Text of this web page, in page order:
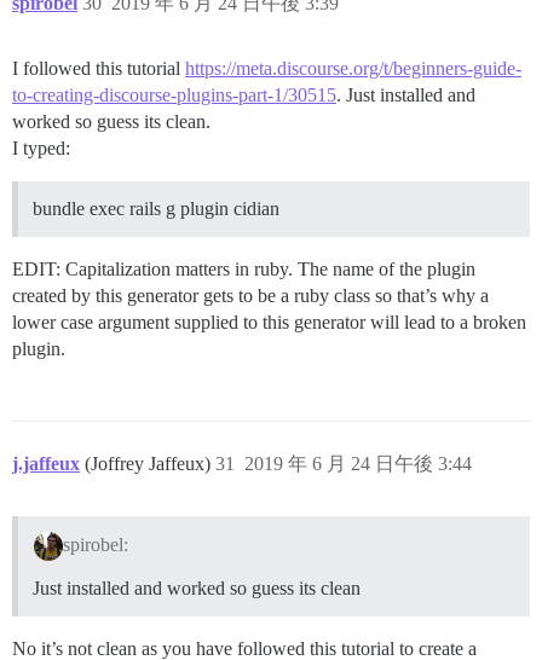
I followed this tutorial https://meta.discourse.org/t/beginners-guide-
to-creating-discourse-plugins-part-1/30515. Just installed and
worked so guess its clean.
I typed:
bundle exec rails g plugin cidian
EDIT: Capitalization matters in ruby. The name of the plugin
created by this generator gets to be a ruby class so that’s why a
lower case argument supplied to this generator will lead to a broken
plugin.
j.jaffeux (Joffrey Jaffeux) 2019 年 6 月 24 日午後 3:44
31
spirobel:
Just installed and worked so guess its clean
No it’s not clean as you have followed this tutorial to create a